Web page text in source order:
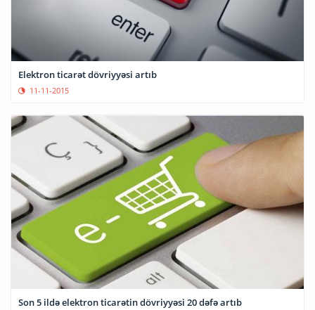
Elektron ticarət dövriyyəsi artıb
11-11-2015
Son 5 ildə elektron ticarətin dövriyyəsi 20 dəfə artıb